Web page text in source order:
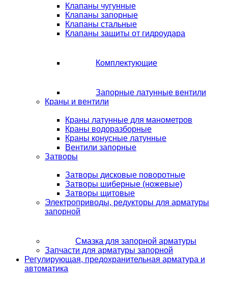
Клапаны чугунные
Клапаны запорные
Клапаны стальные
Клапаны защиты от гидроудара
Комплектующие
Запорные латунные вентили
Краны и вентили
Краны латунные для манометров
Краны водоразборные
Краны конусные латунные
Вентили запорные
Затворы
Затворы дисковые поворотные
Затворы шиберные (ножевые)
Затворы щитовые
Электроприводы, редукторы для арматуры
запорной
Смазка для запорной арматуры
Запчасти для арматуры запорной
Регулирующая, предохранительная арматура и
автоматика